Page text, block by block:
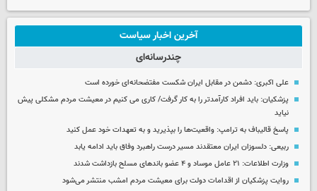
آخرین اخبار سیاست
چندرسانه‌ای
علی اکبری: دشمن در مقابل ایران شکست مفتضحانه‌ای خورده است
پزشکیان: باید افراد کارآمدتر را به کار گرفت/ کاری می کنیم در معیشت مردم مشکلی پیش
نیاید
پاسخ قالیباف به ترامپ: واقعیت‌ها را بپذیرید و به تعهدات خود عمل کنید
ربیعی: دلسوزان ایران معتقدند مسیر درست راهبرد وفاق باید ادامه یابد
وزارت اطلاعات: ۲۱ عامل موساد و ۴ عضو باندهای مسلح بازداشت شدند
روایت پزشکیان از اقدامات دولت برای معیشت مردم امشب منتشر می‌شود